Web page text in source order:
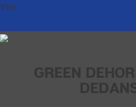
Visit
GREEN